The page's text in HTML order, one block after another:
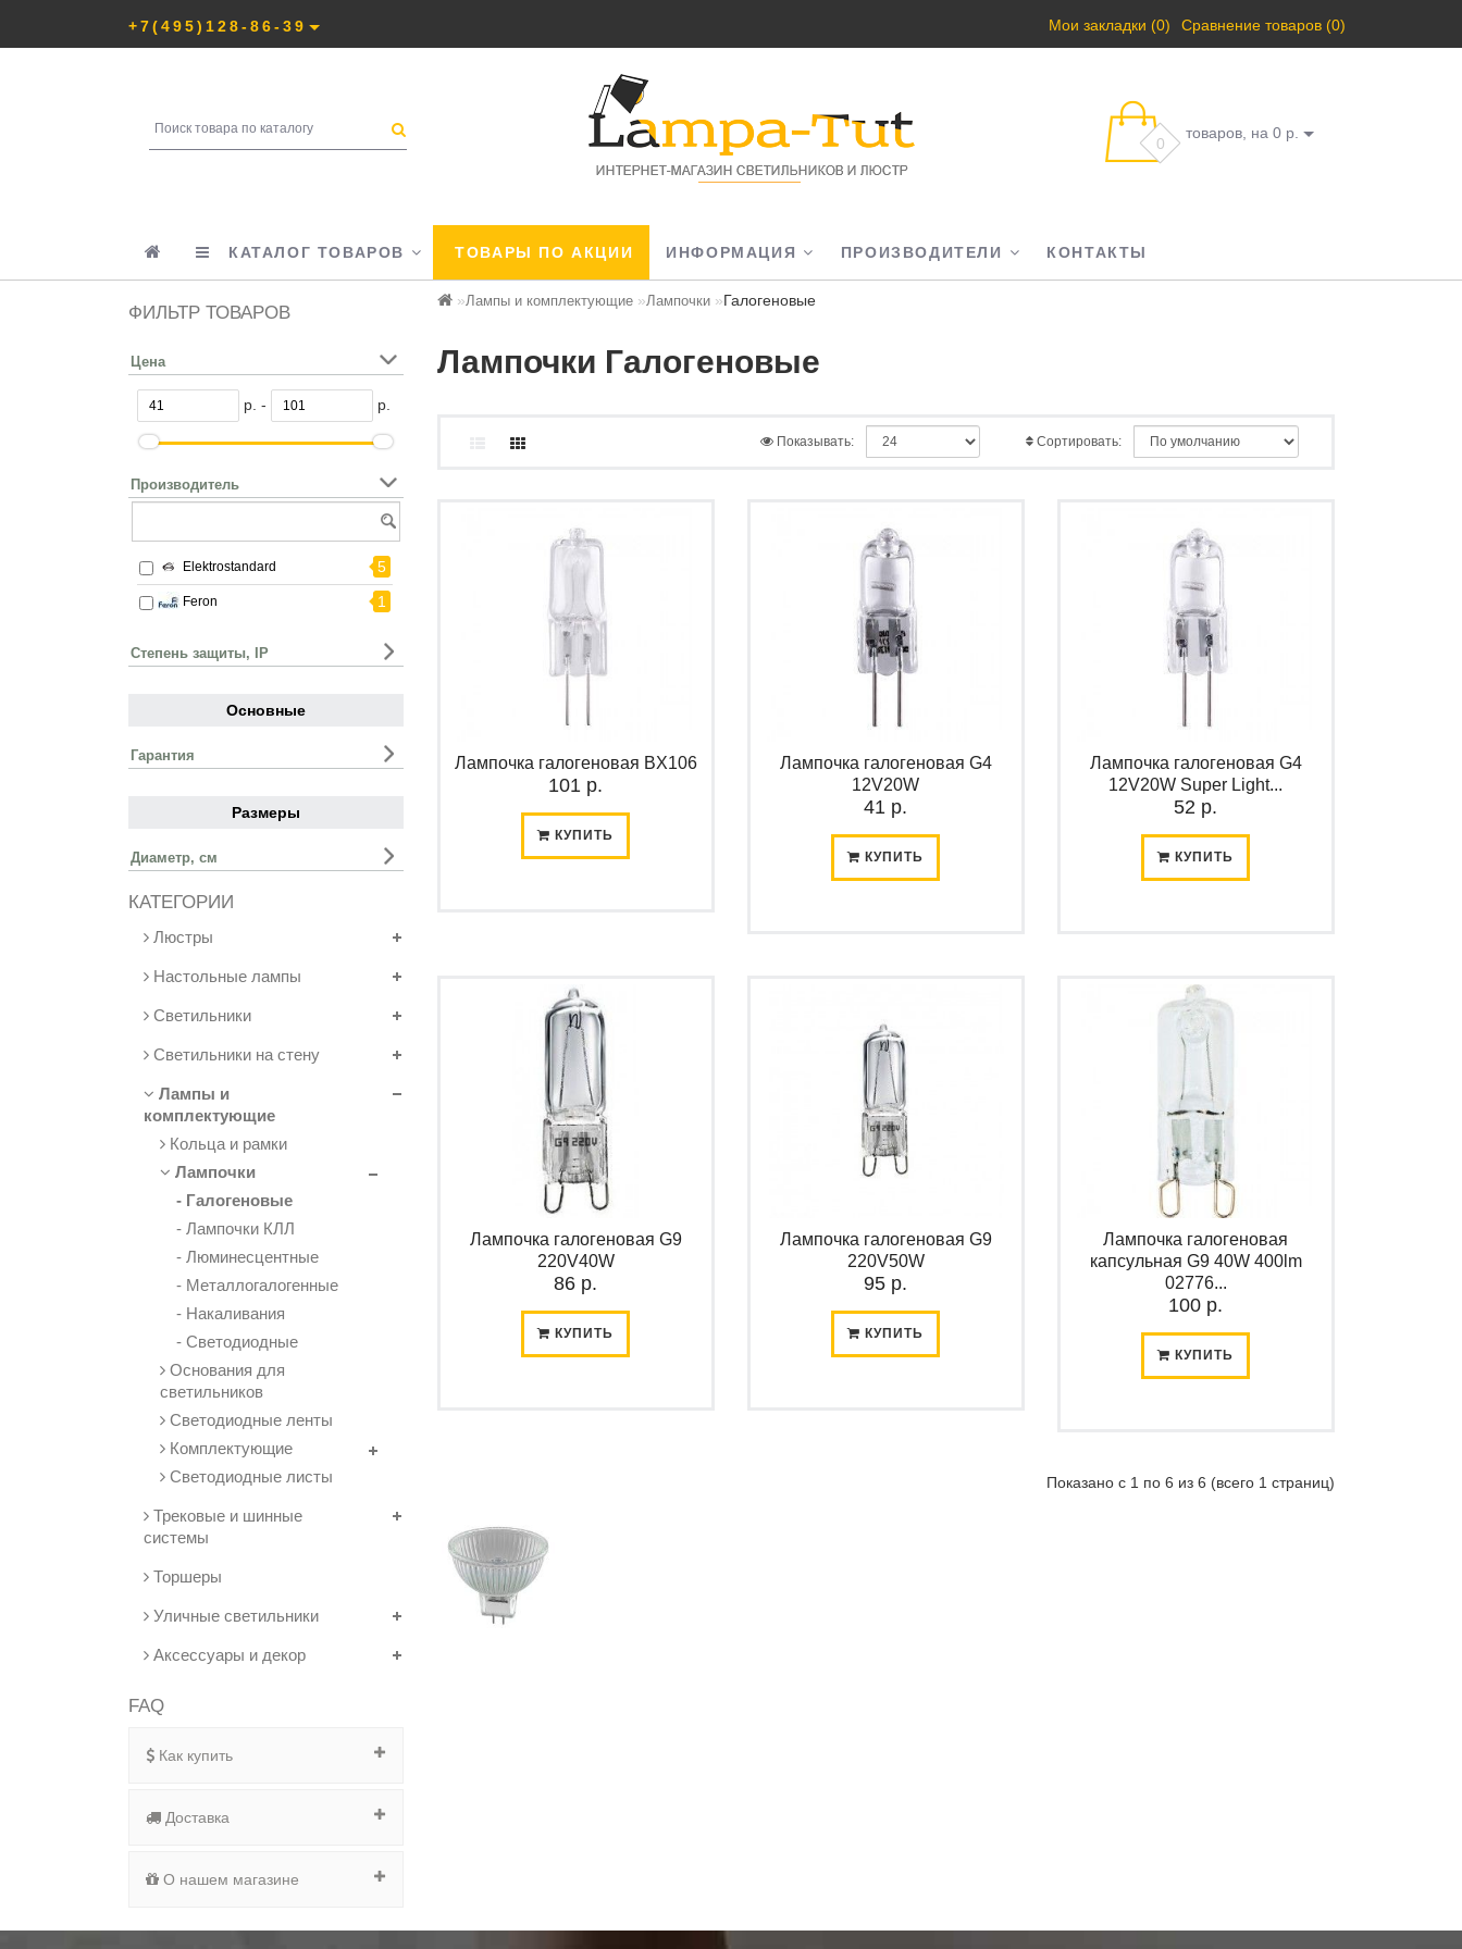
+7(495)128-86-39 Мои закладки (0) Сравнение товаров (0)
0
товаров, на 0 р.
КАТАЛОГ ТОВАРОВ ТОВАРЫ ПО АКЦИИ ИНФОРМАЦИЯ ПРОИЗВОДИТЕЛИ КОНТАКТЫ
ФИЛЬТР ТОВАРОВ
Цена
р. - р.
Производитель
Elektrostandard 5
Feron 1
Степень защиты, IP
Основные
Гарантия
Размеры
Диаметр, см
КАТЕГОРИИ
Люстры
Настольные лампы
Светильники
Светильники на стену
Лампы и
комплектующие
Кольца и рамки
Лампочки
- Галогеновые
- Лампочки КЛЛ
- Люминесцентные
- Металлогалогенные
- Накаливания
- Светодиодные
Основания для
светильников
Светодиодные ленты
Комплектующие
Светодиодные листы
Трековые и шинные
системы
Торшеры
Уличные светильники
Аксессуары и декор
FAQ
Как купить
Доставка
О нашем магазине
Лампы и комплектующие Лампочки Галогеновые
Лампочки Галогеновые
Сортировать:
Показывать:
Лампочка галогеновая BХ106
101 р.
КУПИТЬ
Лампочка галогеновая G4
12V20W
41 р.
КУПИТЬ
Лампочка галогеновая G4
12V20W Super Light...
52 р.
КУПИТЬ
Лампочка галогеновая G9
220V40W
86 р.
КУПИТЬ
Лампочка галогеновая G9
220V50W
95 р.
КУПИТЬ
Лампочка галогеновая
капсульная G9 40W 400lm
02776...
100 р.
КУПИТЬ
Показано с 1 по 6 из 6 (всего 1 страниц)